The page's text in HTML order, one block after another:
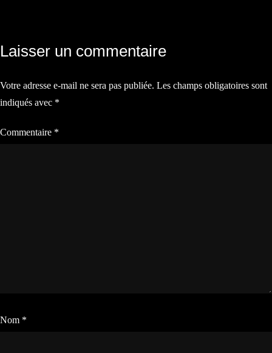
l’article
Laisser un commentaire
Votre adresse e-mail ne sera pas publiée. Les champs obligatoires sont
indiqués avec *
Commentaire *
Nom *